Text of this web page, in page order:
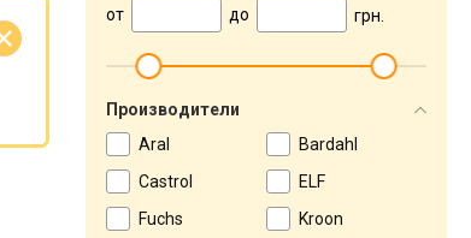
от
до грн.
Производители
Aral
Bardahl
Castrol
ELF
Fuchs
Kroon